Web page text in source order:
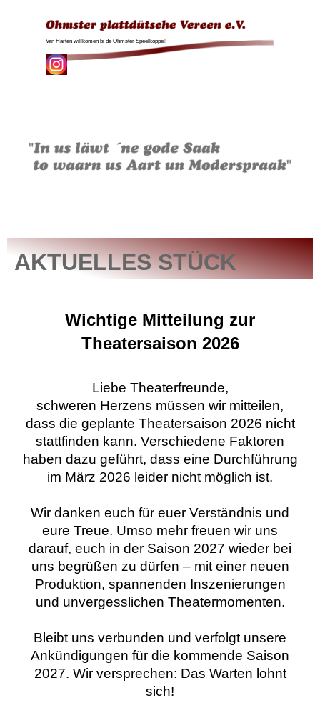
Van Harten willkomen bi de Ohmster Speelkoppel!
Menü überspringen
AKTUELLES STÜCK
Wichtige Mitteilung zur
Theatersaison 2026
Liebe Theaterfreunde,
schweren Herzens müssen wir mitteilen,
dass die geplante Theatersaison 2026 nicht
stattfinden kann. Verschiedene Faktoren
haben dazu geführt, dass eine Durchführung
im März 2026 leider nicht möglich ist.
Wir danken euch für euer Verständnis und
eure Treue. Umso mehr freuen wir uns
darauf, euch in der Saison 2027 wieder bei
uns begrüßen zu dürfen – mit einer neuen
Produktion, spannenden Inszenierungen
und unvergesslichen Theatermomenten.
Bleibt uns verbunden und verfolgt unsere
Ankündigungen für die kommende Saison
2027. Wir versprechen: Das Warten lohnt
sich!